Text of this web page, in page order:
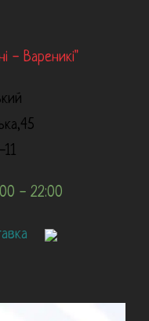
- Вареникі"
- 22:00